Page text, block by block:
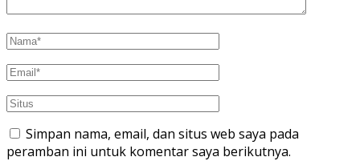
Simpan nama, email, dan situs web saya pada
peramban ini untuk komentar saya berikutnya.